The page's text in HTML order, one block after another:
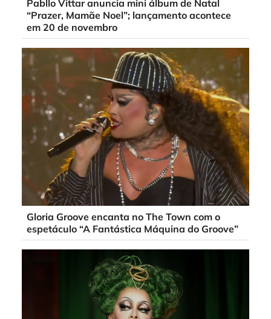
Pabllo Vittar anuncia mini álbum de Natal
“Prazer, Mamãe Noel”; lançamento acontece
em 20 de novembro
Gloria Groove encanta no The Town com o
espetáculo “A Fantástica Máquina do Groove”